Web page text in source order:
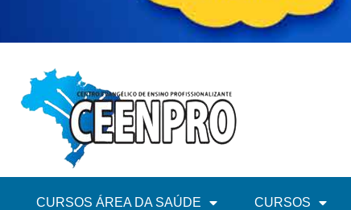
CURSOS ÁREA DA SAÚDE CURSOS